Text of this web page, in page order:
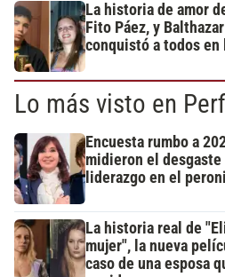
La historia de amor
Fito Páez, y
conquistó a todos en
Lo más visto en
Encuesta rumbo a
midieron el
liderazgo en el
La historia real de
mujer", la nueva
caso de una esposa